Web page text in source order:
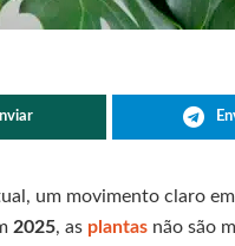
um movimento claro
2025, as plantas não são